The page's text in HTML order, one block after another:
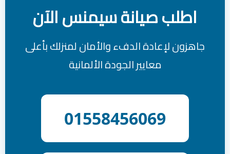
اطلب صيانة سيمنس الآن
جاهزون لإعادة الدفء والأمان لمنزلك بأعلى
معايير الجودة الألمانية
01558456069